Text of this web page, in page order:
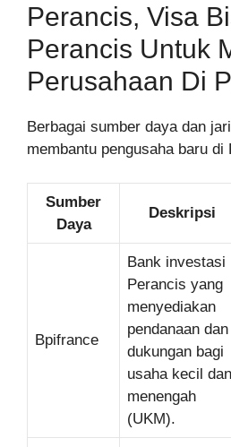
Perancis, Visa
Perancis Untuk
Perusahaan Di
Berbagai sumber daya dan
membantu pengusaha baru di
Sumber
Daya
Deskripsi
Bpifrance
Bank investasi
Perancis yang
menyediakan
pendanaan dan
dukungan bagi
usaha kecil dan
menengah
(UKM).